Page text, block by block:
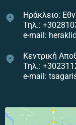
Ηράκλειο:
Τηλ.:
e-mail:
Κεντρική
Τηλ.:
e-mail: